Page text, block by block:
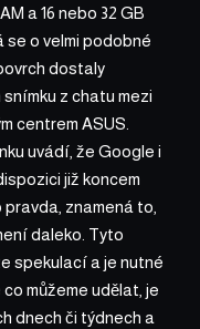
a 16 nebo 32 GB
o velmi podobné
dostaly
z chatu mezi
centrem ASUS.
uvádí, že Google i
již koncem
znamená to,
daleko. Tyto
spekulací a je nutné
můžeme udělat, je
dnech či týdnech a